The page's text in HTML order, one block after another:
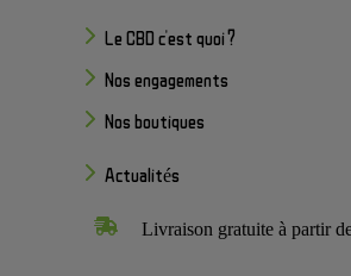
Le CBD c'est quoi ?
Nos engagements
Nos boutiques
Actualités
Livraison gratuite à partir